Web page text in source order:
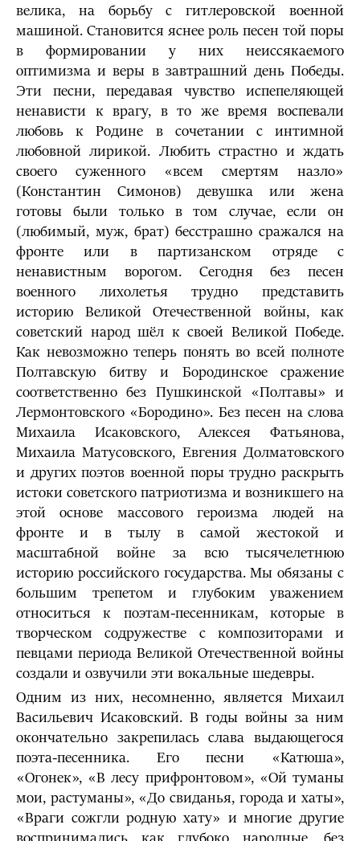
велика, на борьбу с гитлеровской военной
машиной. Становится яснее роль песен той поры
в формировании у них неиссякаемого
оптимизма и веры в завтрашний день Победы.
Эти песни, передавая чувство испепеляющей
ненависти к врагу, в то же время воспевали
любовь к Родине в сочетании с интимной
любовной лирикой. Любить страстно и ждать
своего суженного «всем смертям назло»
(Константин Симонов) девушка или жена
готовы были только в том случае, если он
(любимый, муж, брат) бесстрашно сражался на
фронте или в партизанском отряде с
ненавистным ворогом. Сегодня без песен
военного лихолетья трудно представить
историю Великой Отечественной войны, как
советский народ шёл к своей Великой Победе.
Как невозможно теперь понять во всей полноте
Полтавскую битву и Бородинское сражение
соответственно без Пушкинской «Полтавы» и
Лермонтовского «Бородино». Без песен на слова
Михаила Исаковского, Алексея Фатьянова,
Михаила Матусовского, Евгения Долматовского
и других поэтов военной поры трудно раскрыть
истоки советского патриотизма и возникшего на
этой основе массового героизма людей на
фронте и в тылу в самой жестокой и
масштабной войне за всю тысячелетнюю
историю российского государства. Мы обязаны с
большим трепетом и глубоким уважением
относиться к поэтам-песенникам, которые в
творческом содружестве с композиторами и
певцами периода Великой Отечественной войны
создали и озвучили эти вокальные шедевры.
Одним из них, несомненно, является Михаил
Васильевич Исаковский. В годы войны за ним
окончательно закрепилась слава выдающегося
поэта-песенника. Его песни «Катюша»,
«Огонек», «В лесу прифронтовом», «Ой туманы
мои, растуманы», «До свиданья, города и хаты»,
«Враги сожгли родную хату» и многие другие